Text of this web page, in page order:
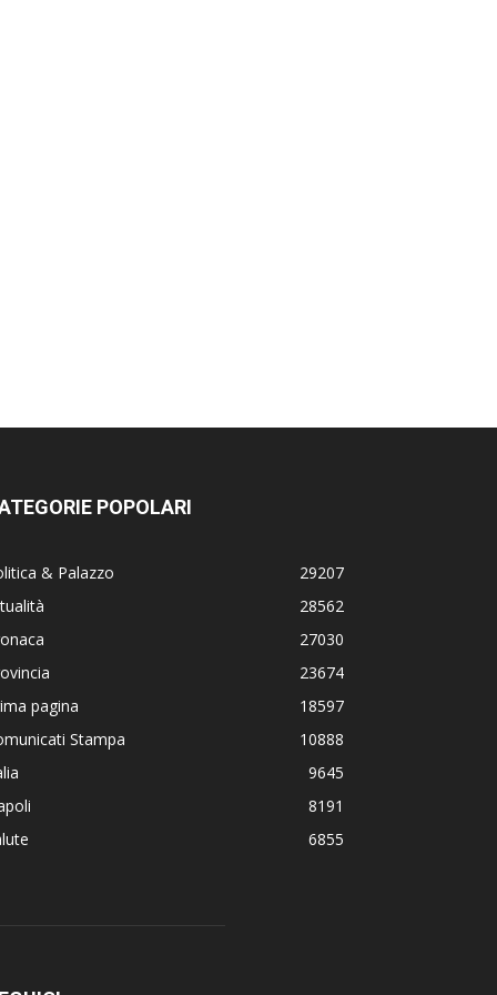
POPOLARI
& Palazzo
29207
28562
27030
23674
pagina
18597
Stampa
10888
9645
8191
6855